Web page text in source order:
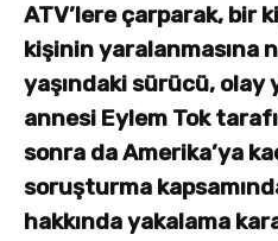
ATV’lere çarparak, bir
kişinin yaralanmasına
yaşındaki sürücü, olay
annesi Eylem Tok
sonra da Amerika’ya
soruşturma
hakkında yakalama